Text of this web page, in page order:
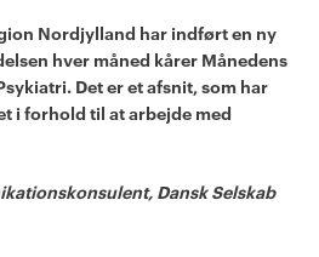
Nordjylland har indført en ny
hver måned kårer Månedens
Det er et afsnit, som har
i forhold til at arbejde med
Dansk Selskab